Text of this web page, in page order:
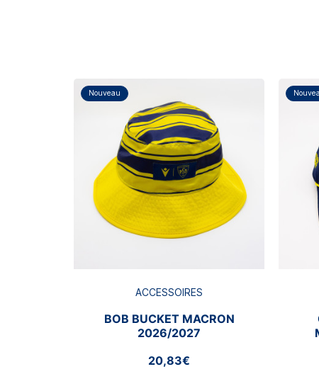
Nouveau
ACCESSOIRES
BOB BUCKET MACRON
2026/2027
20,83€